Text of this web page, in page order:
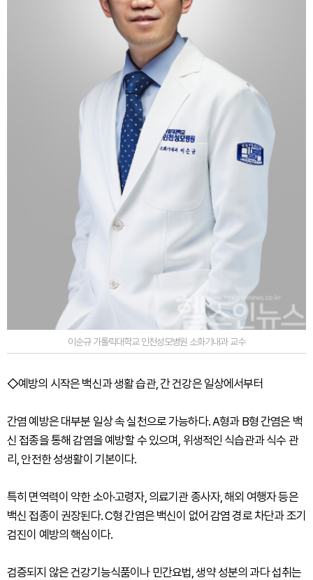
이순규 가톨릭대학교 인천성모병원 소화기내과 교수
◇예방의 시작은 백신과 생활 습관, 간 건강은 일상에서부터
간염 예방은 대부분 일상 속 실천으로 가능하다. A형과 B형 간염은 백
신 접종을 통해 감염을 예방할 수 있으며, 위생적인 식습관과 식수 관
리, 안전한 성생활이 기본이다.
특히 면역력이 약한 소아·고령자, 의료기관 종사자, 해외 여행자 등은
백신 접종이 권장된다. C형 간염은 백신이 없어 감염 경로 차단과 조기
검진이 예방의 핵심이다.
검증되지 않은 건강기능식품이나 민간요법, 생약 성분의 과다 섭취는